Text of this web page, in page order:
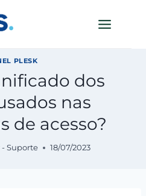
PLESK
dos
nas
de acesso?
- Suporte 18/07/2023